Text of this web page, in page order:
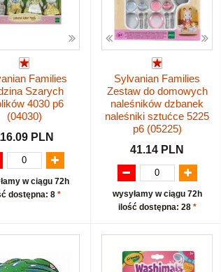
Families
Szarych
4030 p6
(04030)
PLN
w ciągu 72h
dostępna: 8 *
Sylvanian Families
Zestaw do domowych
naleśników dzbanek
naleśniki sztućce 5225
p6 (05225)
41.14 PLN
wysyłamy w ciągu 72h
ilość dostępna: 28 *